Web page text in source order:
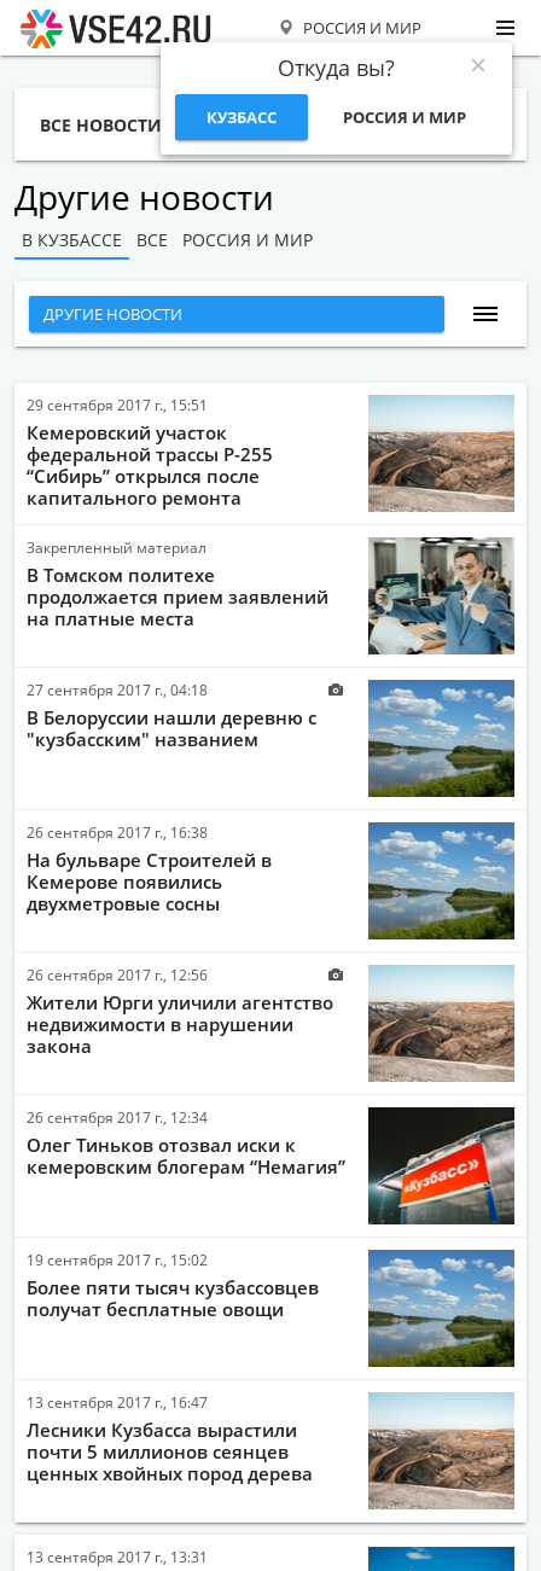
РОССИЯ И МИР
Откуда вы?
КУЗБАСС РОССИЯ И МИР
ВСЕ НОВОСТИ СТАТЬИ ТЕМЫ ФОТО
Другие новости
В КУЗБАССЕ ВСЕ РОССИЯ И МИР
ВСЕ НОВОСТИ
НАРОДНЫЕ НОВОСТИ
НОВОСТИ С ВИДЕО
НОВОСТИ КОМПАНИЙ
СПОРТ
ОБЩЕСТВО
ЭКОНОМИКА
ПРОИСШЕСТВИЯ
ДРУГИЕ НОВОСТИ
ИНТЕРНЕТ
НАУКА И ТЕХНОЛОГИИ
РАБОТА И ДЕНЬГИ
29 сентября 2017 г., 15:51
Кемеровский участок
федеральной трассы Р-255
“Сибирь” открылся после
капитального ремонта
Закрепленный материал
В Томском политехе
продолжается прием заявлений
на платные места
27 сентября 2017 г., 04:18
В Белоруссии нашли деревню с
"кузбасским" названием
26 сентября 2017 г., 16:38
На бульваре Строителей в
Кемерове появились
двухметровые сосны
26 сентября 2017 г., 12:56
Жители Юрги уличили агентство
недвижимости в нарушении
закона
26 сентября 2017 г., 12:34
Олег Тиньков отозвал иски к
кемеровским блогерам “Немагия”
19 сентября 2017 г., 15:02
Более пяти тысяч кузбассовцев
получат бесплатные овощи
13 сентября 2017 г., 16:47
Лесники Кузбасса вырастили
почти 5 миллионов сеянцев
ценных хвойных пород дерева
13 сентября 2017 г., 13:31